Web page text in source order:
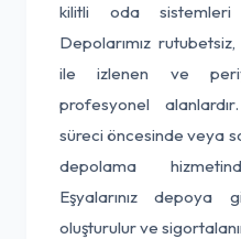
kilitli oda
Depolarımız
ile izlenen ve
profesyonel
süreci öncesinde veya
depolama
Eşyalarınız depoya
oluşturulur ve